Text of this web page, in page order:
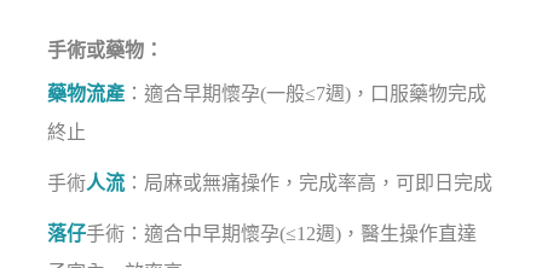
手術或藥物：
藥物流產 ：適合早期懷孕(一般≤7週)，口服藥物完成
終止
手術人流 ：局麻或無痛操作，完成率高，可即日完成
落仔手術：適合中早期懷孕(≤12週)，醫生操作直達